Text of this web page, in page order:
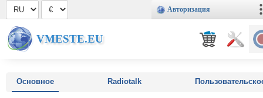
Авторизация
VMESTE.EU
Основное Radiotalk